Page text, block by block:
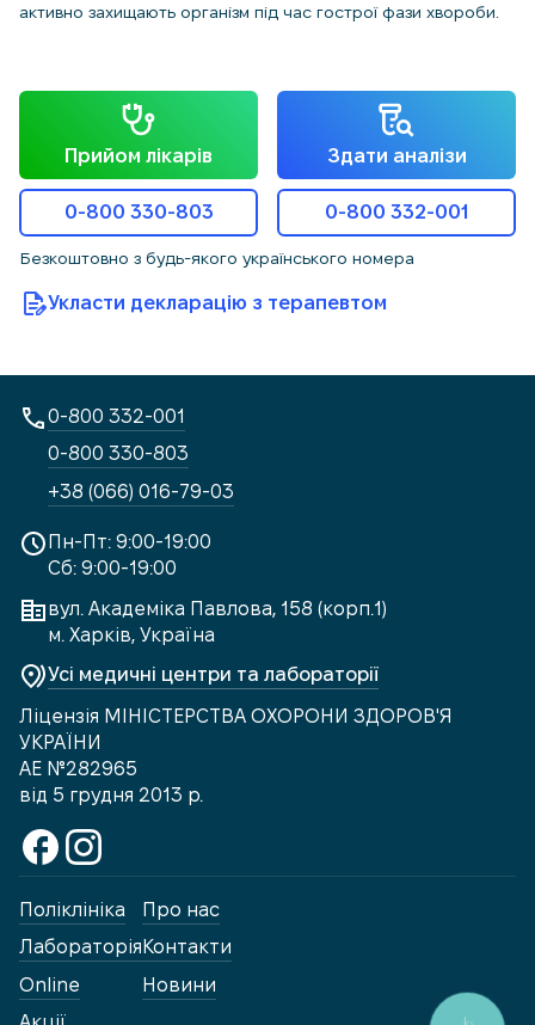
активно захищають організм під час гострої фази хвороби.
Прийом лікарів Здати аналізи
0-800 330-803 0-800 332-001
Безкоштовно з будь-якого українського номера
Укласти декларацію з терапевтом
Пн-Пт: 9:00-19:00
Сб: 9:00-19:00
вул. Академіка Павлова, 158 (корп.1)
м. Харків, Україна
Усі медичні центри та лабораторії
Ліцензія МІНІСТЕРСТВА ОХОРОНИ ЗДОРОВ'Я
УКРАЇНИ
АЕ №282965
від 5 грудня 2013 р.
0-800 332-001
0-800 330-803
+38 (066) 016-79-03
Поліклініка
Лабораторія
Online
Про нас
Контакти
Новини